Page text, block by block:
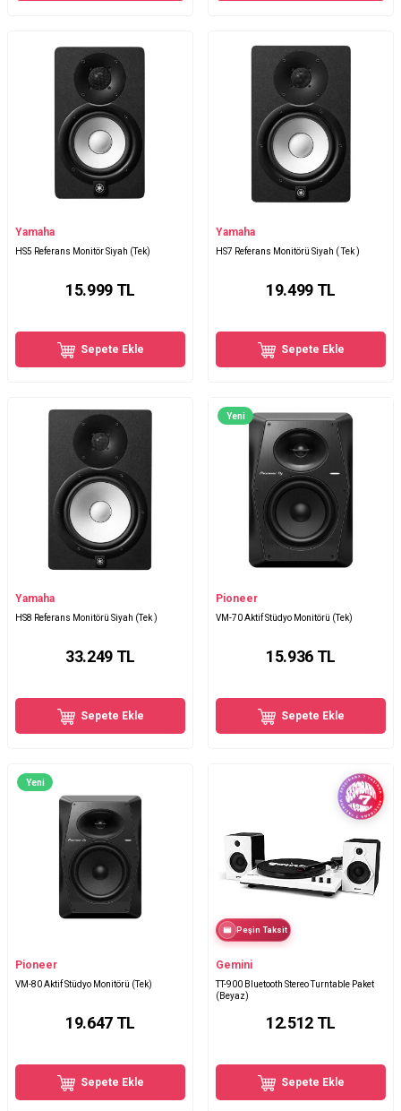
Yamaha
HS5 Referans Monitör Siyah (Tek)
15.999TL
Sepete Ekle
Yamaha
HS7 Referans Monitörü Siyah ( Tek )
19.499TL
Sepete Ekle
Yamaha
HS8 Referans Monitörü Siyah (Tek )
33.249TL
Sepete Ekle
Yeni
Pioneer
VM-70 Aktif Stüdyo Monitörü (Tek)
15.936TL
Sepete Ekle
Yeni
Pioneer
VM-80 Aktif Stüdyo Monitörü (Tek)
19.647TL
Sepete Ekle
Peşin Taksit
Gemini
TT-900 Bluetooth Stereo Turntable Paket
(Beyaz)
12.512TL
Sepete Ekle